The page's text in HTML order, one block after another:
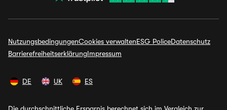
NutzungsbedingungenCookies verwaltenESG PoliceDatenschutz
BarrierefreiheitserklärungImpressum
DE UK ES